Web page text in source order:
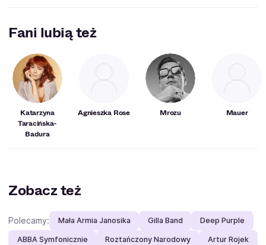
Fani lubią też
Katarzyna
Taracińska-
Badura
Agnieszka Rose Mrozu Mauer
Zobacz też
Polecamy: Mała Armia Janosika Gilla Band Deep Purple
ABBA Symfonicznie Roztańczony Narodowy Artur Rojek